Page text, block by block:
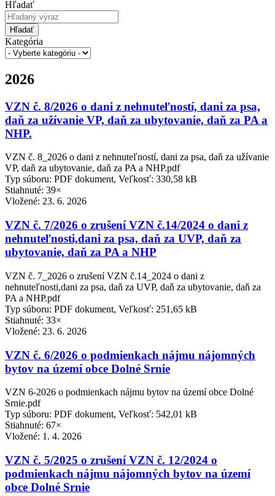
Hľadať
Hľadať
Kategória
2026
VZN č. 8/2026 o dani z nehnuteľností, dani za psa,
daň za užívanie VP, daň za ubytovanie, daň za PA a
NHP.
VZN č. 8_2026 o dani z nehnuteľností, dani za psa, daň za užívanie
VP, daň za ubytovanie, daň za PA a NHP.pdf
Typ súboru: PDF dokument, Veľkosť: 330,58 kB
Stiahnuté: 39×
Vložené: 23. 6. 2026
VZN č. 7/2026 o zrušení VZN č.14/2024 o dani z
nehnuteľnosti,dani za psa, daň za UVP, daň za
ubytovanie, daň za PA a NHP
VZN č. 7_2026 o zrušení VZN č.14_2024 o dani z
nehnuteľnosti,dani za psa, daň za UVP, daň za ubytovanie, daň za
PA a NHP.pdf
Typ súboru: PDF dokument, Veľkosť: 251,65 kB
Stiahnuté: 33×
Vložené: 23. 6. 2026
VZN č. 6/2026 o podmienkach nájmu nájomných
bytov na území obce Dolné Srnie
VZN 6-2026 o podmienkach nájmu bytov na území obce Dolné
Srnie.pdf
Typ súboru: PDF dokument, Veľkosť: 542,01 kB
Stiahnuté: 67×
Vložené: 1. 4. 2026
VZN č. 5/2025 o zrušení VZN č. 12/2024 o
podmienkach nájmu nájomných bytov na území
obce Dolné Srnie